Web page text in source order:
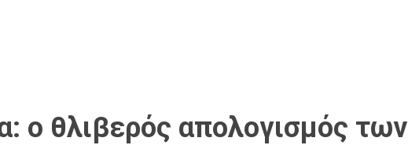
ο θλιβερός απολογισμός των